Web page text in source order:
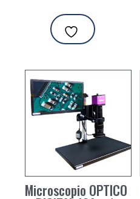
Microscopio OPTICO